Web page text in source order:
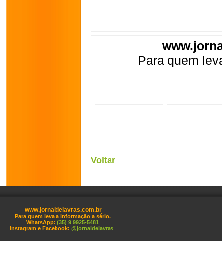
Para quem
Voltar
www.jornaldelavras.com.br
Para quem leva a informação a sério.
WhatsApp: (35) 9 9925-5481
Instagram e Facebook: @jornaldelavras